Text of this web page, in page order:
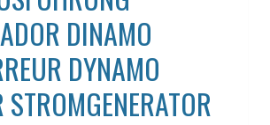
DINAMO
DYNAMO
STROMGENERATOR